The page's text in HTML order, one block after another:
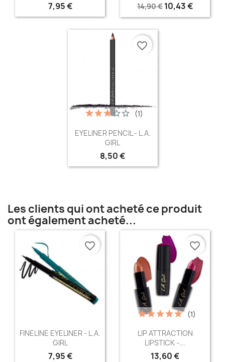
7,95 €
14,90 € 10,43 €
 Aperçu rapide
EYELINER PENCIL - L.A.
GIRL
8,50 €
(1)
favorite_border
Les clients qui ont acheté ce produit
ont également acheté...
 Aperçu rapide
FINELINE EYELINER - L.A.
GIRL
7,95 €
favorite_border
Aperçu rapide
+5
LIP ATTRACTION
LIPSTICK -...
13,60 €
(1)
favorite_border